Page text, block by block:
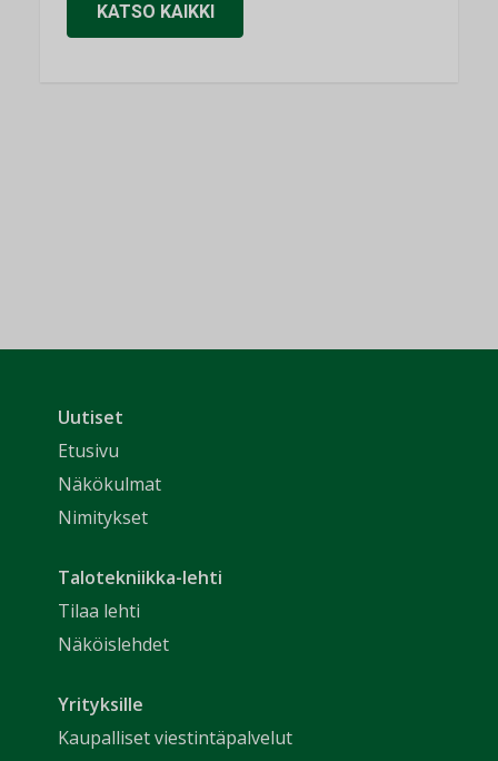
KATSO KAIKKI
Uutiset
Etusivu
Näkökulmat
Nimitykset
Talotekniikka-lehti
Tilaa lehti
Näköislehdet
Yrityksille
Kaupalliset viestintäpalvelut